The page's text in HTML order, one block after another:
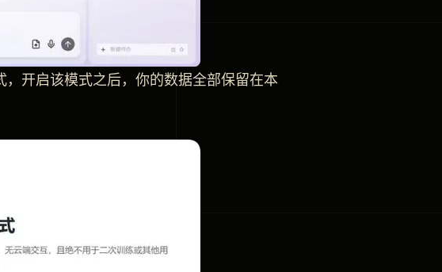
开启该模式之后，你的数据全部保留在本